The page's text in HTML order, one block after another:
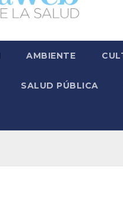
AMBIENTE
SALUD PÚBLICA